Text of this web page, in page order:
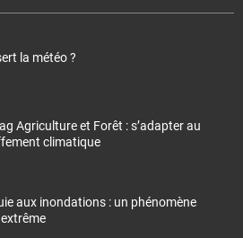
la météo ?
Agriculture et Forêt : s’adapter au
climatique
aux inondations : un phénomène